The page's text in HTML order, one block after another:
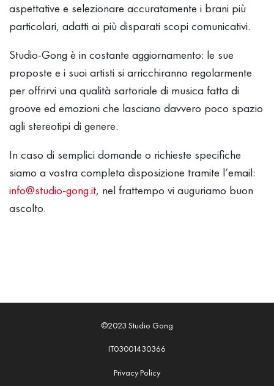
aspettative e selezionare accuratamente i brani più
particolari, adatti ai più disparati scopi comunicativi.
Studio-Gong è in costante aggiornamento: le sue
proposte e i suoi artisti si arricchiranno regolarmente
per offrirvi una qualità sartoriale di musica fatta di
groove ed emozioni che lasciano davvero poco spazio
agli stereotipi di genere.
In caso di semplici domande o richieste specifiche
siamo a vostra completa disposizione tramite l’email:
info@studio-gong.it, nel frattempo vi auguriamo buon
ascolto.
©2023 Studio Gong
IT03001430366
Privacy Policy